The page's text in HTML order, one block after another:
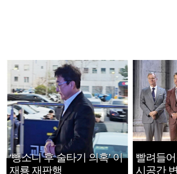
‘뺑소니 후 술타기 의혹’ 이
재룡 재판행
빨려들
시공간